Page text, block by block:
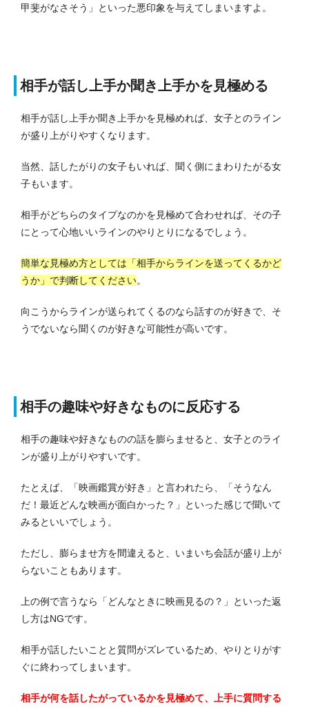
甲斐がなさそう」といった悪印象を与えてしまいますよ。
相手が話し上手か聞き上手かを見極める
相手が話し上手か聞き上手かを見極めれば、女子とのライン
が盛り上がりやすくなります。
当然、話したがりの女子もいれば、聞く側にまわりたがる女
子もいます。
相手がどちらのタイプなのかを見極めて合わせれば、その子
にとって心地いいラインのやりとりになるでしょう。
簡単な見極め方としては「相手からラインを送ってくるかど
うか」で判断してください。
向こうからラインが送られてくるのなら話すのが好きで、そ
うでないなら聞くのが好きな可能性が高いです。
相手の趣味や好きなものに反応する
相手の趣味や好きなものの話を膨らませると、女子とのライ
ンが盛り上がりやすいです。
たとえば、「映画鑑賞が好き」と言われたら、「そうなん
だ！最近どんな映画が面白かった？」といった感じで聞いて
みるといいでしょう。
ただし、膨らませ方を間違えると、いまいち会話が盛り上が
らないこともあります。
上の例で言うなら「どんなときに映画見るの？」といった返
し方はNGです。
相手が話したいことと質問がズレているため、やりとりがす
ぐに終わってしまいます。
相手が何を話したがっているかを見極めて、上手に質問する